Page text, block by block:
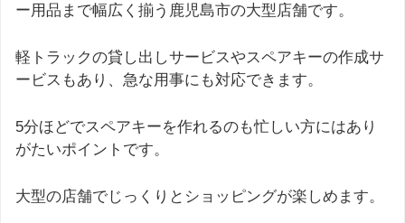
ー用品まで幅広く揃う鹿児島市の大型店舗です。
軽トラックの貸し出しサービスやスペアキーの作成サ
ービスもあり、急な用事にも対応できます。
5分ほどでスペアキーを作れるのも忙しい方にはあり
がたいポイントです。
大型の店舗でじっくりとショッピングが楽しめます。